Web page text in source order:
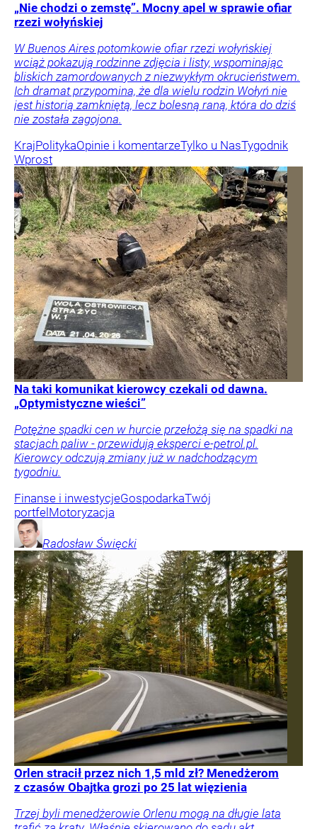
„Nie chodzi o zemstę”. Mocny apel w sprawie ofiar
rzezi wołyńskiej
W Buenos Aires potomkowie ofiar rzezi wołyńskiej
wciąż pokazują rodzinne zdjęcia i listy, wspominając
bliskich zamordowanych z niezwykłym okrucieństwem.
Ich dramat przypomina, że dla wielu rodzin Wołyń nie
jest historią zamkniętą, lecz bolesną raną, która do dziś
nie została zagojona.
KrajPolitykaOpinie i komentarzeTylko u NasTygodnik
Wprost
Na taki komunikat kierowcy czekali od dawna.
„Optymistyczne wieści”
Potężne spadki cen w hurcie przełożą się na spadki na
stacjach paliw - przewidują eksperci e-petrol.pl.
Kierowcy odczują zmiany już w nadchodzącym
tygodniu.
Finanse i inwestycjeGospodarkaTwój
portfel Motoryzacja
Radosław Święcki
Orlen stracił przez nich 1,5 mld zł? Menedżerom
z czasów Obajtka grozi po 25 lat więzienia
Trzej byli menedżerowie Orlenu mogą na długie lata